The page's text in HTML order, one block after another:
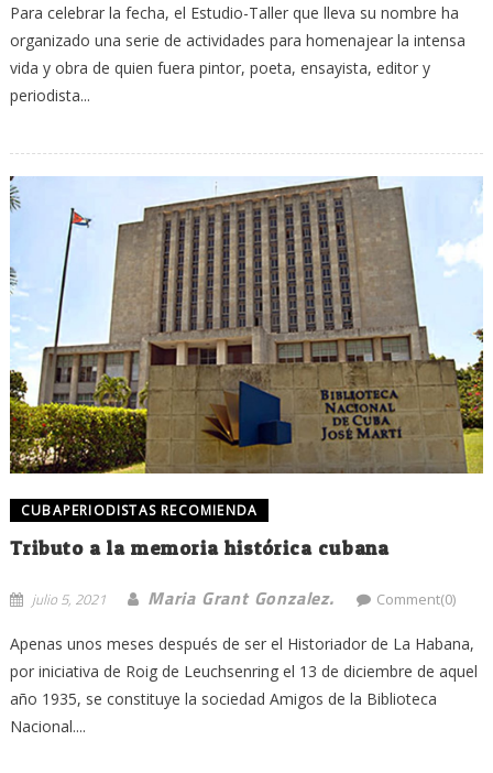
Para celebrar la fecha, el Estudio-Taller que lleva su nombre ha
organizado una serie de actividades para homenajear la intensa
vida y obra de quien fuera pintor, poeta, ensayista, editor y
periodista...
CUBAPERIODISTAS RECOMIENDA
Tributo a la memoria histórica cubana
julio 5, 2021 Maria Grant Gonzalez. Comment(0)
Apenas unos meses después de ser el Historiador de La Habana,
por iniciativa de Roig de Leuchsenring el 13 de diciembre de aquel
año 1935, se constituye la sociedad Amigos de la Biblioteca
Nacional....